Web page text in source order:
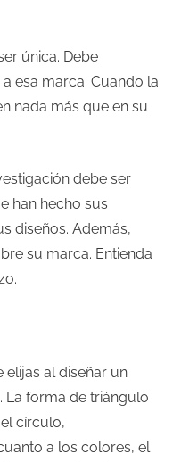
única. Debe
esa marca. Cuando la
nada más que en su
debe ser
han hecho sus
diseños. Además,
su marca. Entienda
al diseñar un
La forma de triángulo
círculo,
a los colores, el